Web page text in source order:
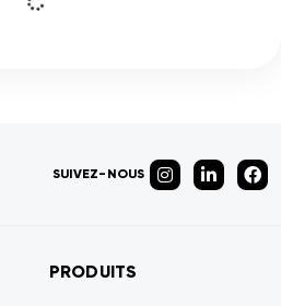
SUIVEZ-NOUS
PRODUITS